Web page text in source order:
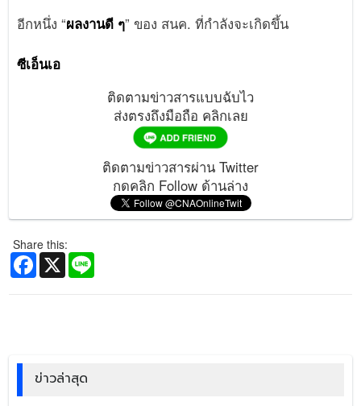
อีกหนึ่ง “ผลงานดี ๆ” ของ สนค. ที่กำลังจะเกิดขึ้น
ซีเอ็นเอ
ติดตามข่าวสารแบบฉับไว
ส่งตรงถึงมือถือ คลิกเลย
ติดตามข่าวสารผ่าน Twitter
กดคลิก Follow ด้านล่าง
Share this:
Facebook
X
ข่าวล่าสุด